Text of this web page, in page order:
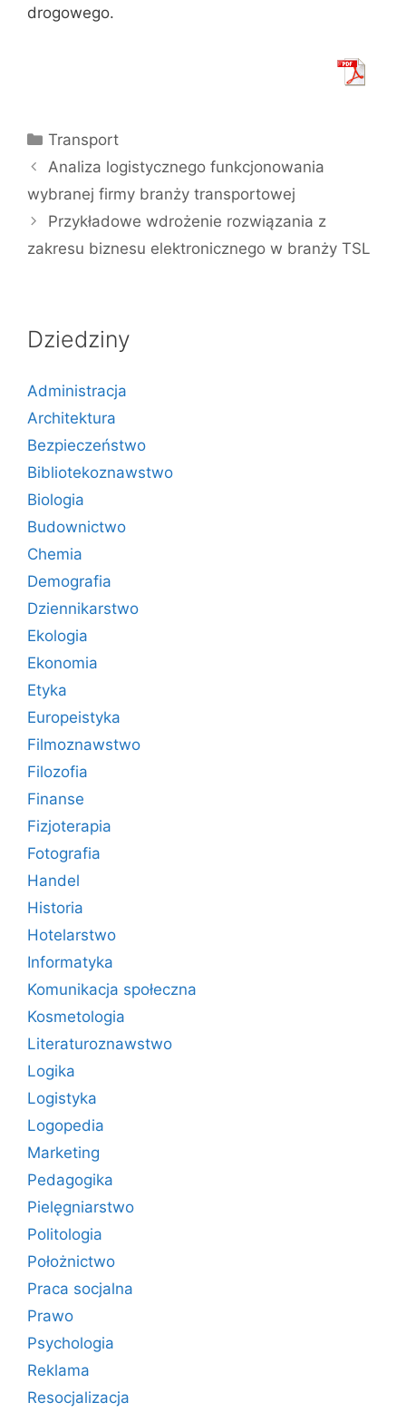
drogowego.
Kategorie
Transport
Analiza logistycznego funkcjonowania
wybranej firmy branży transportowej
Przykładowe wdrożenie rozwiązania z
zakresu biznesu elektronicznego w branży TSL
Dziedziny
Administracja
Architektura
Bezpieczeństwo
Bibliotekoznawstwo
Biologia
Budownictwo
Chemia
Demografia
Dziennikarstwo
Ekologia
Ekonomia
Etyka
Europeistyka
Filmoznawstwo
Filozofia
Finanse
Fizjoterapia
Fotografia
Handel
Historia
Hotelarstwo
Informatyka
Komunikacja społeczna
Kosmetologia
Literaturoznawstwo
Logika
Logistyka
Logopedia
Marketing
Pedagogika
Pielęgniarstwo
Politologia
Położnictwo
Praca socjalna
Prawo
Psychologia
Reklama
Resocjalizacja